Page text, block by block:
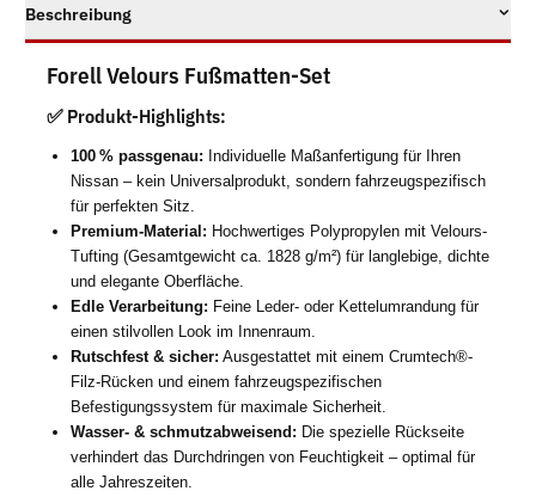
Beschreibung
Forell Velours Fußmatten-Set
✅ Produkt-Highlights:
100 % passgenau: Individuelle Maßanfertigung für Ihren
Nissan – kein Universalprodukt, sondern fahrzeugspezifisch
für perfekten Sitz.
Premium-Material: Hochwertiges Polypropylen mit Velours-
Tufting (Gesamtgewicht ca. 1828 g/m²) für langlebige, dichte
und elegante Oberfläche.
Edle Verarbeitung: Feine Leder- oder Kettelumrandung für
einen stilvollen Look im Innenraum.
Rutschfest & sicher: Ausgestattet mit einem Crumtech®-
Filz-Rücken und einem fahrzeugspezifischen
Befestigungssystem für maximale Sicherheit.
Wasser- & schmutzabweisend: Die spezielle Rückseite
verhindert das Durchdringen von Feuchtigkeit – optimal für
alle Jahreszeiten.